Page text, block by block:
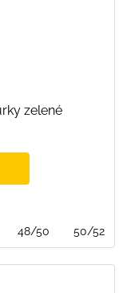
zelené
48/50 50/52